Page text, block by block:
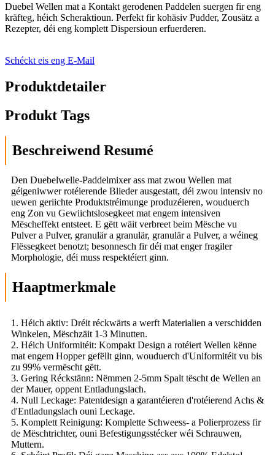
Duebel Wellen mat a Kontakt gerodenen Paddelen suergen fir eng
kräfteg, héich Scheraktioun. Perfekt fir kohäsiv Pudder, Zousätz a
Rezepter, déi eng komplett Dispersioun erfuerderen.
Schéckt eis eng E-Mail
Produktdetailer
Produkt Tags
Beschreiwend Resumé
Den Duebelwelle-Paddelmixer ass mat zwou Wellen mat
géigeniwwer rotéierende Blieder ausgestatt, déi zwou intensiv no
uewen geriichte Produktstréimunge produzéieren, wouduerch
eng Zon vu Gewiichtslosegkeet mat engem intensiven
Mëscheffekt entsteet. E gëtt wäit verbreet beim Mësche vu
Pulver a Pulver, granulär a granulär, granulär a Pulver, a wéineg
Flëssegkeet benotzt; besonnesch fir déi mat enger fragiler
Morphologie, déi muss respektéiert ginn.
Haaptmerkmale
1. Héich aktiv: Dréit réckwärts a werft Materialien a verschidden
Winkelen, Mëschzäit 1-3 Minutten.
2. Héich Uniformitéit: Kompakt Design a rotéiert Wellen kënne
mat engem Hopper gefëllt ginn, wouduerch d'Uniformitéit vu bis
zu 99% vermëscht gëtt.
3. Gering Réckstänn: Nëmmen 2-5mm Spalt tëscht de Wellen an
der Mauer, oppent Entladungslach.
4. Null Leckage: Patentdesign a garantéieren d'rotéierend Achs &
d'Entladungslach ouni Leckage.
5. Komplett Reinigung: Komplette Schweess- a Polierprozess fir
de Mëschtrichter, ouni Befestigungsstécker wéi Schrauwen,
Muttern.